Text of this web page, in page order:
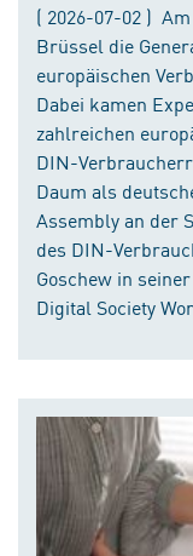
( 2026-07-02 )
Brüssel die
europäischen
Dabei kamen
zahlreichen
DIN-
Daum als
Assembly an der
des DIN-
Goschew in
Digital Society